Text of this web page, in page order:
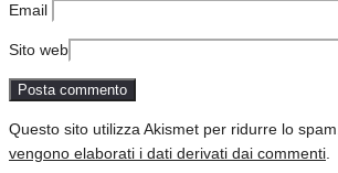
Email
Sito web
Questo sito utilizza Akismet per ridurre lo spam.
vengono elaborati i dati derivati dai commenti